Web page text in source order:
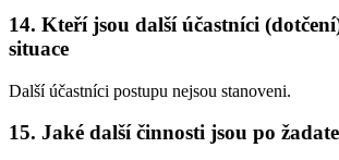
14. Kteří jsou další účastníci
situace
Další účastníci postupu nejsou stanoveni.
15. Jaké další činnosti jsou po